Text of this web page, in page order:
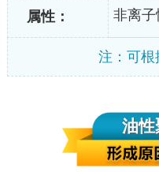
属性： 非离子
注：可根
油性